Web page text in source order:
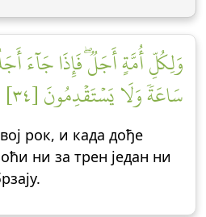
وَلِكُلِّ أُمَّةٍ أَجَلٞۖ فَإِذَا جَآءَ
سَاعَةٗ وَلَا يَسۡتَقۡدِمُونَ [٣٤]
рок, и када дође
ни за трен један ни